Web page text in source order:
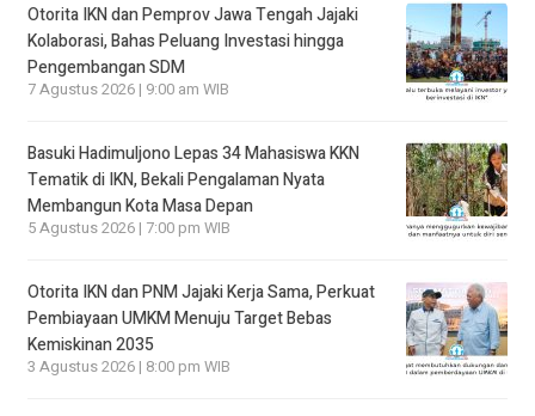
Otorita IKN dan Pemprov Jawa Tengah Jajaki
Kolaborasi, Bahas Peluang Investasi hingga
Pengembangan SDM
7 Agustus 2026 | 9:00 am WIB
Basuki Hadimuljono Lepas 34 Mahasiswa KKN
Tematik di IKN, Bekali Pengalaman Nyata
Membangun Kota Masa Depan
5 Agustus 2026 | 7:00 pm WIB
Otorita IKN dan PNM Jajaki Kerja Sama, Perkuat
Pembiayaan UMKM Menuju Target Bebas
Kemiskinan 2035
3 Agustus 2026 | 8:00 pm WIB